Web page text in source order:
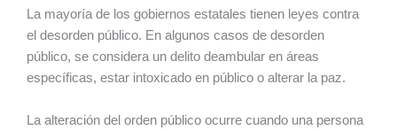
La mayoría de los gobiernos estatales tienen leyes contra
el desorden público. En algunos casos de desorden
público, se considera un delito deambular en áreas
específicas, estar intoxicado en público o alterar la paz.
La alteración del orden público ocurre cuando una persona